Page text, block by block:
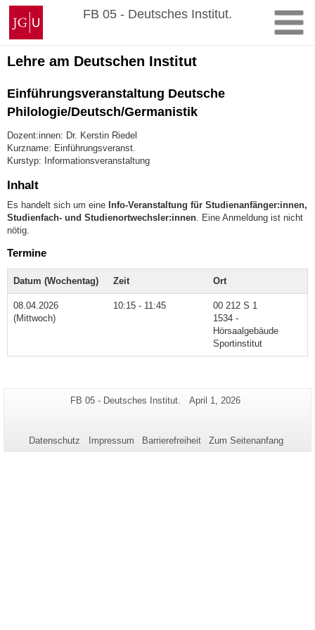
Zum
Inhalt
springen
Johannes
Gutenberg-
Universität
Mainz
FB 05 - Deutsches Institut.
Lehre am Deutschen Institut
Einführungsveranstaltung Deutsche
Philologie/Deutsch/Germanistik
Dozent:innen: Dr. Kerstin Riedel
Kurzname: Einführungsveranst.
Kurstyp: Informationsveranstaltung
Inhalt
Es handelt sich um eine Info-Veranstaltung für Studienanfänger:innen,
Studienfach- und Studienortwechsler:innen . Eine Anmeldung ist nicht
nötig.
Termine
Datum (Wochentag) Zeit Ort
08.04.2026
(Mittwoch)
10:15 - 11:45
00 212 S 1
1534 -
Hörsaalgebäude
Sportinstitut
Zusätzliche
dieser
Seiten-
FB 05 - Deutsches Institut.
Letzte
April 1, 2026
Datenschutz Impressum Barrierefreiheit Zum Seitenanfang